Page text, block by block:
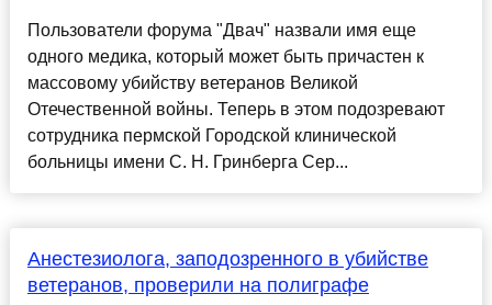
Пользователи форума "Двач" назвали имя еще
одного медика, который может быть причастен к
массовому убийству ветеранов Великой
Отечественной войны. Теперь в этом подозревают
сотрудника пермской Городской клинической
больницы имени С. Н. Гринберга Сер...
Анестезиолога, заподозренного в убийстве
ветеранов, проверили на полиграфе